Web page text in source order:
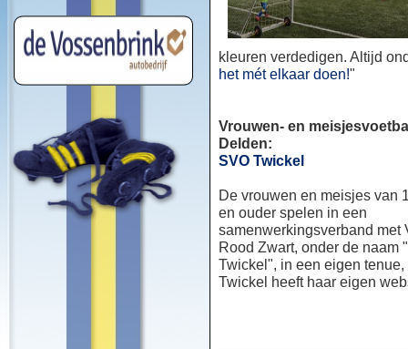
kleuren verdedigen. Altijd
het mét elkaar doen!"
Vrouwen- en
Delden:
SVO Twickel
De vrouwen en meisjes van
en ouder spelen in een
samenwerkingsverband met
Rood Zwart, onder de naam
Twickel", in een eigen
Twickel heeft haar eigen